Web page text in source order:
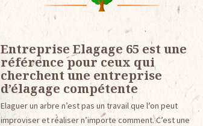
Entreprise Elagage 65 est une
référence pour ceux qui
cherchent une entreprise
d’élagage compétente
Elaguer un arbre n’est pas un travail que l’on peut
improviser et réaliser n’importe comment. C’est une